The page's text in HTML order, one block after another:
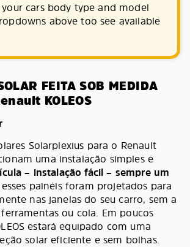
your cars body type and model
above too see available
FEITA SOB MEDIDA
KOLEOS
Solarplexius para o Renault
uma instalação simples e
– instalação fácil – sempre um
painéis foram projetados para
nas janelas do seu carro, sem a
ou cola. Em poucos
estará equipado com uma
solar eficiente e sem bolhas.